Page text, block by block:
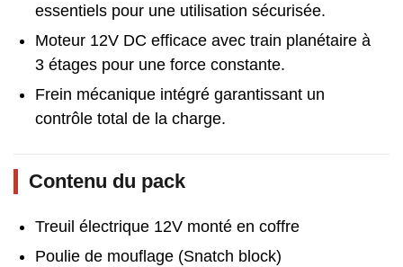
essentiels pour une utilisation sécurisée.
Moteur 12V DC efficace avec train planétaire à
3 étages pour une force constante.
Frein mécanique intégré garantissant un
contrôle total de la charge.
Contenu du pack
Treuil électrique 12V monté en coffre
Poulie de mouflage (Snatch block)